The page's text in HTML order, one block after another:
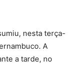
nesta terça-
A
a tarde, no